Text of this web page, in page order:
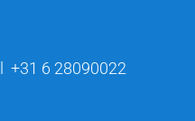
+31 6 28090022